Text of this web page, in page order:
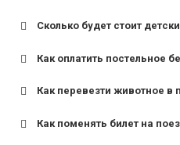
для поездов дальнего
для пригородных поездов
Сколько будет стоит
Как оплатить постельное
Как перевезти животное в
Как поменять билет на